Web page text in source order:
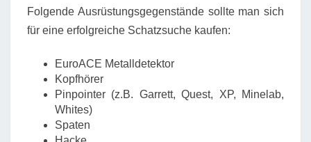
Folgende Ausrüstungsgegenstände sollte man sich
für eine erfolgreiche Schatzsuche kaufen:
EuroACE Metalldetektor
Kopfhörer
Pinpointer (z.B. Garrett, Quest, XP, Minelab,
Whites)
Spaten